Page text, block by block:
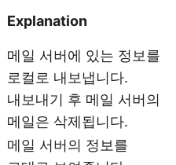
Explanation
메일 서버에 있는 정보를
로컬로 내보냅니다.
내보내기 후 메일 서버의
메일은 삭제됩니다.
메일 서버의 정보를